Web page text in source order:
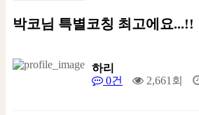
박코님 특별코칭 최고에요...!!
하리
0건
2,661회